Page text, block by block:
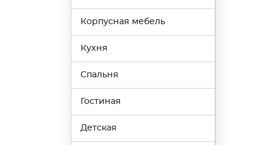
Корпусная мебель
Кухня
Спальня
Гостиная
Детская